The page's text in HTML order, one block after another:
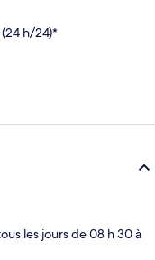
h/24)*
les jours de 08 h 30 à